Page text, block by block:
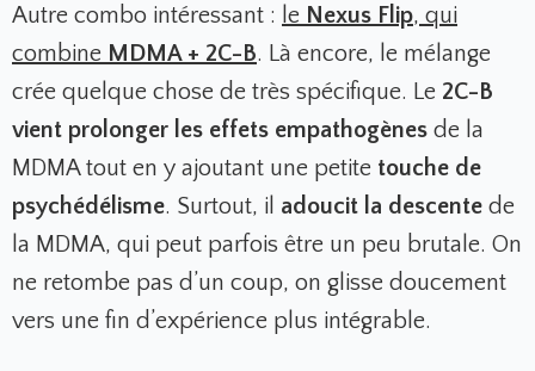
Autre combo intéressant : le Nexus Flip, qui
combine MDMA + 2C-B. Là encore, le mélange
crée quelque chose de très spécifique. Le 2C-B
vient prolonger les effets empathogènes de la
MDMA tout en y ajoutant une petite touche de
psychédélisme. Surtout, il adoucit la descente de
la MDMA, qui peut parfois être un peu brutale. On
ne retombe pas d’un coup, on glisse doucement
vers une fin d’expérience plus intégrable.